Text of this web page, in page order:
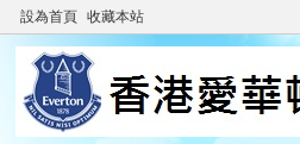
設為首頁 收藏本站